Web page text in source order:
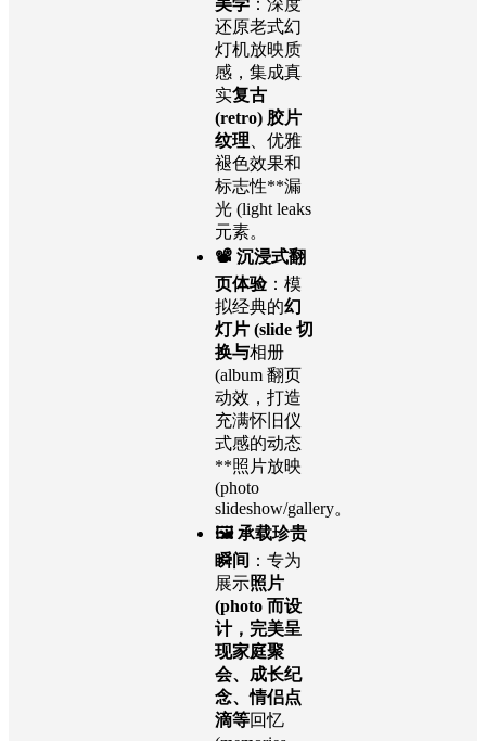
还原老式幻
灯机放映质
感，集成真
实复古
(retro) 胶片
纹理 、优雅
褪色效果和
标志性**漏
光 (light leaks
元素。
📽️ 沉浸式翻
页体验：模
拟经典的幻
灯片 (slide 切
换与相册
(album 翻页
动效，打造
充满怀旧仪
式感的动态
**照片放映
(photo
slideshow/gallery。
🖼️ 承载珍贵
瞬间 ：专为
展示照片
(photo 而设
计，完美呈
现家庭聚
会、成长纪
念、情侣点
滴等回忆